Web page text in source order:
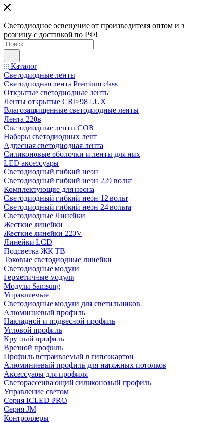
Светодиодное освещение от производителя оптом и в
розницу с доставкой по РФ!
Каталог
Светодиодные ленты
Светодиодная лента Premium class
Открытые светодиодные ленты
Ленты открытые CRI>98 LUX
Влагозащищенные светодиодные ленты
Лента 220в
Светодиодные ленты COB
Наборы светодиодных лент
Адресная светодиодная лента
Силиконовые оболочки и ленты для них
LED аксессуары
Светодиодный гибкий неон
Светодиодный гибкий неон 220 вольт
Комплектующие для неона
Светодиодный гибкий неон 12 вольт
Светодиодный гибкий неон 24 вольта
Светодиодные Линейки
Жесткие линейки
Жесткие линейки 220V
Линейки LCD
Подсветка ЖК ТВ
Токовые светодиодные линейки
Светодиодные модули
Герметичные модули
Модули Samsung
Управляемые
Светодиодные модули для светильников
Алюминиевый профиль
Накладной и подвесной профиль
Угловой профиль
Круглый профиль
Врезной профиль
Профиль встраиваемый в гипсокартон
Алюминиевый профиль для натяжных потолков
Аксессуары для профиля
Светорассеивающий силиконовый профиль
Управление светом
Серия ICLED PRO
Серия JM
Контроллеры